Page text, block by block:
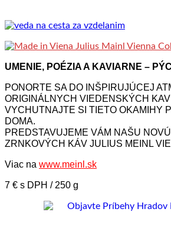
UMENIE, POÉZIA A KAVIARNE –
PONORTE SA DO INŠPIRUJÚCEJ
ORIGINÁLNYCH VIEDENSKÝCH
VYCHUTNAJTE SI TIETO OKAMIHY
DOMA.
PREDSTAVUJEME VÁM NAŠU
ZRNKOVÝCH KÁV JULIUS MEINL
Viac na www.meinl.sk
7 € s DPH / 250 g